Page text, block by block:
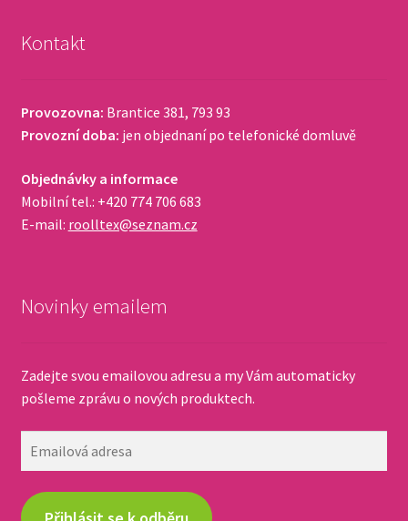
Kontakt
Provozovna: Brantice 381, 793 93
Provozní doba: jen objednaní po telefonické domluvě
Objednávky a informace
Mobilní tel.: +420 774 706 683
E-mail: roolltex@seznam.cz
Novinky emailem
Zadejte svou emailovou adresu a my Vám automaticky
pošleme zprávu o nových produktech.